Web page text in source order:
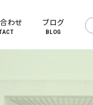
わせ ブログ
BLOG